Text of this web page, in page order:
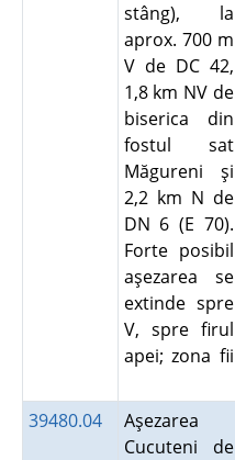
stâng), la
aprox. 700 m
V de DC 42,
1,8 km NV de
biserica din
fostul sat
Măgureni şi
2,2 km N de
DN 6 (E 70).
Forte posibil
aşezarea se
extinde spre
V, spre firul
apei; zona fii
39480.04
Aşezarea
Cucuteni de